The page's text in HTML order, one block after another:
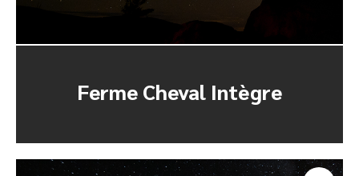
Ferme Cheval Intègre